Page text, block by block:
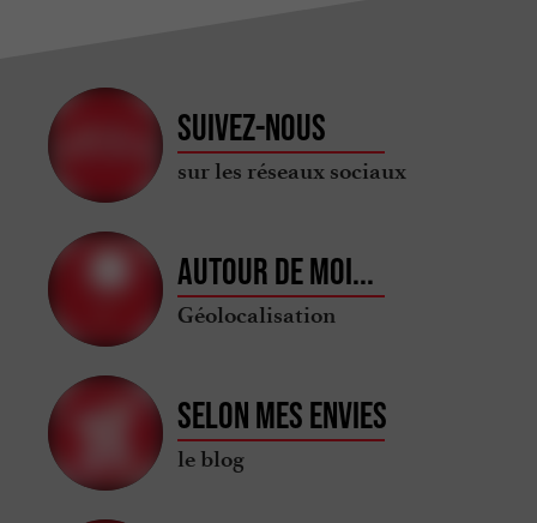
Suivez-nous
sur les réseaux sociaux
Autour de moi...
Géolocalisation
Selon mes envies
le blog